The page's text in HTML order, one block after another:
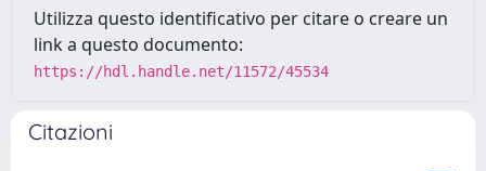
Utilizza questo identificativo per citare o creare un
link a questo documento:
https://hdl.handle.net/11572/45534
Citazioni